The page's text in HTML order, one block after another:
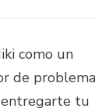
como un
de
entregarte tu